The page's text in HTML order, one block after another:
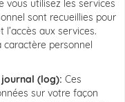
vous utilisez les services
sont recueillies pour
aux services.
caractère personnel
(log): Ces
sur votre façon